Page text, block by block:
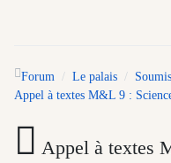
Forum Le palais
Appel à textes M&L 9 :
Appel à textes